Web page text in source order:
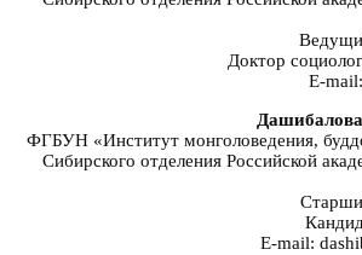
Доктор
E-
ФГБУН «Институт монголоведения,
Сибирского отделения Российской
E-mail: